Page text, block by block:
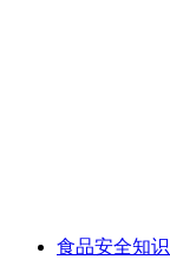
食品安全知识